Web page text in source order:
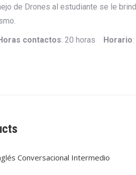
de Drones al estudiante se le
contactos: 20 horas Horario
Conversacional Intermedio